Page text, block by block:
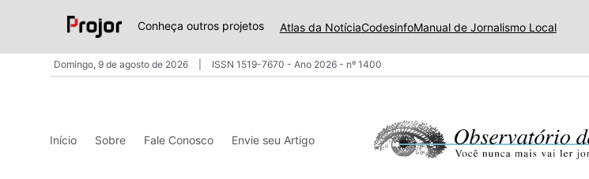
Conheça outros projetos Atlas da NotíciaCodesinfoManual de Jornalismo Local
Domingo, 9 de agosto de 2026 ISSN 1519-7670 - Ano 2026 - nº 1400
Início Sobre Fale Conosco Envie seu Artigo